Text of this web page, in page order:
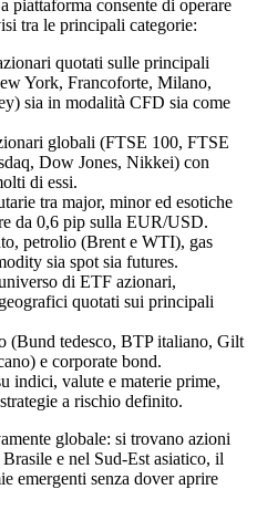
piattaforma consente di operare
tra le principali categorie:
quotati sulle principali
York, Francoforte, Milano,
sia in modalità CFD sia come
globali (FTSE 100, FTSE
Dow Jones, Nikkei) con
di essi.
tra major, minor ed esotiche
da 0,6 pip sulla EUR/USD.
petrolio (Brent e WTI), gas
sia spot sia futures.
di ETF azionari,
quotati sui principali
(Bund tedesco, BTP italiano, Gilt
e corporate bond.
indici, valute e materie prime,
a rischio definito.
globale: si trovano azioni
e nel Sud-Est asiatico, il
emergenti senza dover aprire